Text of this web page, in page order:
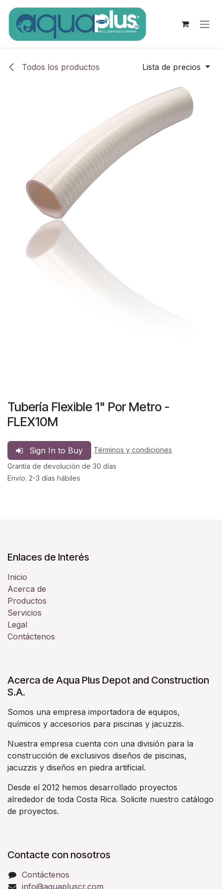
Ir al contenido
Todos los productos Lista de precios
Tubería Flexible 1" Por Metro -
FLEX10M
Sign In to Buy
Términos y condiciones
Grantía de devolución de 30 días
Envío: 2-3 días hábiles
Enlaces de Interés
Inicio
Acerca de
Productos
Servicios
Legal
Contáctenos
Acerca de Aqua Plus Depot and Construction
S.A.
Somos una empresa importadora de equipos,
químicos y accesorios para piscinas y jacuzzis.
Nuestra empresa cuenta con una división para la
construcción de exclusivos diseños de piscinas,
jacuzzis y diseños en piedra artificial.
Desde el 2012 hemos desarrollado proyectos
alrededor de toda Costa Rica. Solicite nuestro catálogo
de proyectos.
Contacte con nosotros
Contáctenos
info@aquapluscr.com